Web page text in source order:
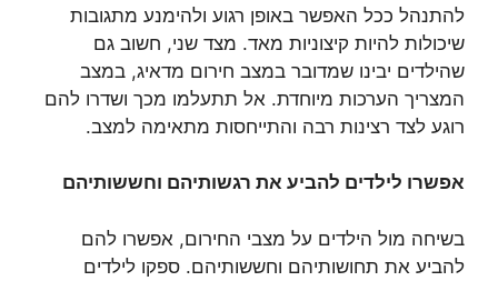
להתנהל ככל האפשר באופן רגוע ולהימנע מתגובות
שיכולות להיות קיצוניות מאד. מצד שני, חשוב גם
שהילדים יבינו שמדובר במצב חירום מדאיג, במצב
המצריך הערכות מיוחדת. אל תתעלמו מכך ושדרו להם
רוגע לצד רצינות רבה והתייחסות מתאימה למצב.
אפשרו לילדים להביע את רגשותיהם וחששותיהם
בשיחה מול הילדים על מצבי החירום, אפשרו להם
להביע את תחושותיהם וחששותיהם. ספקו לילדים